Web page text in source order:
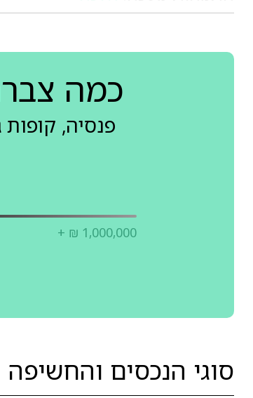
כמה
פנסיה,
+ ₪ 1,000,000
סוגי הנכסים